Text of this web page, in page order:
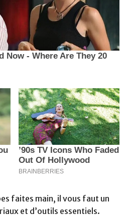
faites main, il vous faut un
et d’outils essentiels.